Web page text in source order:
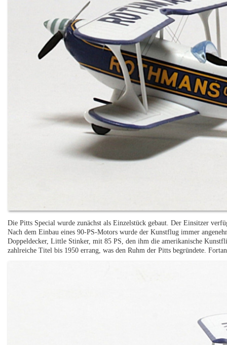
Die Pitts Special wurde zunächst als Einzelstück gebaut. Der Einsitzer
Nach dem Einbau eines 90-PS-Motors wurde der Kunstflug immer
Doppeldecker, Little Stinker, mit 85 PS, den ihm die amerikanische
zahlreiche Titel bis 1950 errang, was den Ruhm der Pitts begründete.